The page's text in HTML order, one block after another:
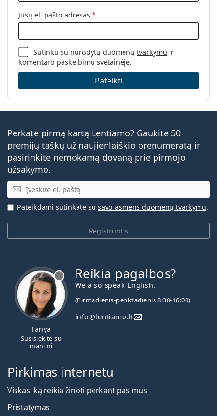
Jūsų el. pašto adresas *
Sutinku su nurodytų duomenųtvarkymu ir
komentaro paskelbimu svetainėje.
Pateikti
Perkate pirmą kartą Lentiamo? Gaukite 50
premijų taškų už naujienlaiškio prenumeratą ir
pasirinkite nemokamą dovaną prie pirmojo
užsakymo.
El. pašto adresas
Registruotis
Pateikdami sutinkate su savo asmens duomenų tvarkymu.
Tanya
Susisiekite su
manimi
Reikia pagalbos?
We also speak English.
(Pirmadienis-penktadienis 8:30-16:00)
info@lentiamo.lt
Pirkimas internetu
Viskas, ką reikia žinoti perkant pas mus
Pristatymas